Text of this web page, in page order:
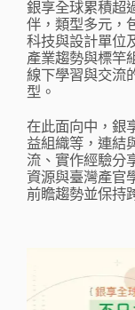
銀享全球累積超
伴，類型多元，
科技與設計單位
產業趨勢與標竿
線下學習與交流
型。
在此面向中，銀
益組織等，連結
流、實作經驗分
資源與臺灣產官
前瞻趨勢並保持